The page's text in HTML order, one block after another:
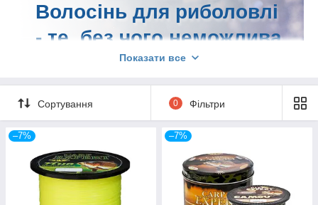
Волосінь для риболовлі
- те, без чого неможлива
жодна вилазка до
водойми.
Придбати її можна в інтернет-магазині
DailyFishing! У нашому каталозі
представлений величезний вибір
рибальської амуніції, яка стане в нагоді як
початківцям, так і досвідченим рибалкам. У
Показати все
Сортування 0 Фільтри
–7% –7%